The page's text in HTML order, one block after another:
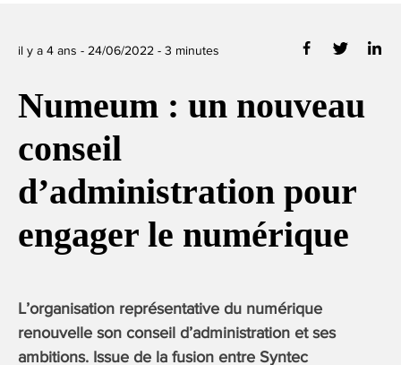
il y a 4 ans - 24/06/2022 - 3 minutes
Numeum : un nouveau
conseil
d’administration pour
engager le numérique
L’organisation représentative du numérique
renouvelle son conseil d’administration et ses
ambitions. Issue de la fusion entre Syntec